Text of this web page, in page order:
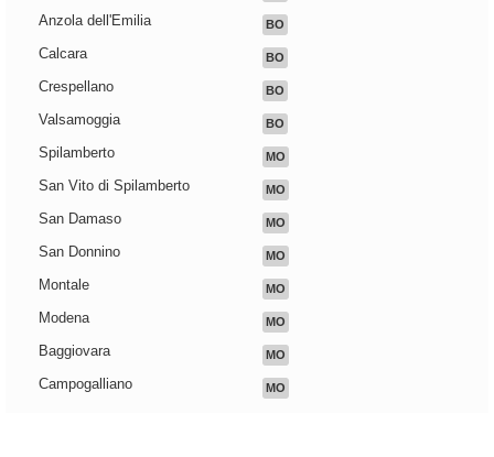
Anzola dell'Emilia BO
Calcara BO
Crespellano BO
Valsamoggia BO
Spilamberto MO
San Vito di Spilamberto MO
San Damaso MO
San Donnino MO
Montale MO
Modena MO
Baggiovara MO
Campogalliano MO